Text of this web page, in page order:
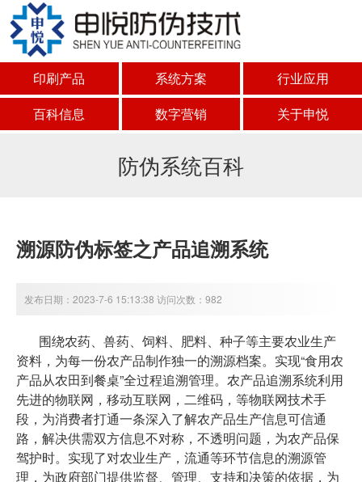
印刷产品 系统方案
行业应用
百科信息
数字营销 关于申悦
防伪系统百科
溯源防伪标签之产品追溯系统
发布日期：2023-7-6 15:13:38 访问次数：982
围绕农药、兽药、饲料、肥料、种子等主要农业生产
资料，为每一份农产品制作独一的溯源档案。实现“食用农
产品从农田到餐桌”全过程追溯管理。农产品追溯系统利用
先进的物联网，移动互联网，二维码，等物联网技术手
段，为消费者打通一条深入了解农产品生产信息可信通
路，解决供需双方信息不对称，不透明问题，为农产品保
驾护时。实现了对农业生产，流通等环节信息的溯源管
理，为政府部门提供监督、管理、支持和决策的依据，为